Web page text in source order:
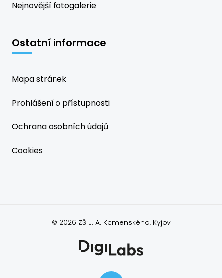
Nejnovější fotogalerie
Ostatní informace
Mapa stránek
Prohlášení o přístupnosti
Ochrana osobních údajů
Cookies
© 2026 ZŠ J. A. Komenského, Kyjov